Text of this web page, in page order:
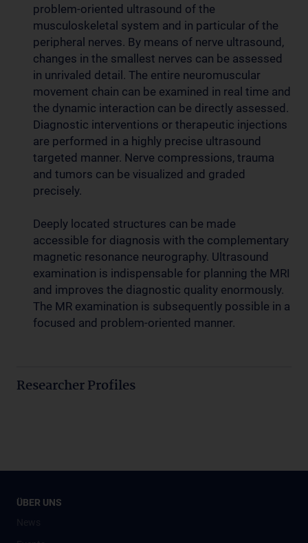
problem-oriented ultrasound of the
musculoskeletal system and in particular of the
peripheral nerves. By means of nerve ultrasound,
changes in the smallest nerves can be assessed
in unrivaled detail. The entire neuromuscular
movement chain can be examined in real time and
the dynamic interaction can be directly assessed.
Diagnostic interventions or therapeutic injections
are performed in a highly precise ultrasound
targeted manner. Nerve compressions, trauma
and tumors can be visualized and graded
precisely.
Deeply located structures can be made
accessible for diagnosis with the complementary
magnetic resonance neurography. Ultrasound
examination is indispensable for planning the MRI
and improves the diagnostic quality enormously.
The MR examination is subsequently possible in a
focused and problem-oriented manner.
Researcher Profiles
ÜBER UNS